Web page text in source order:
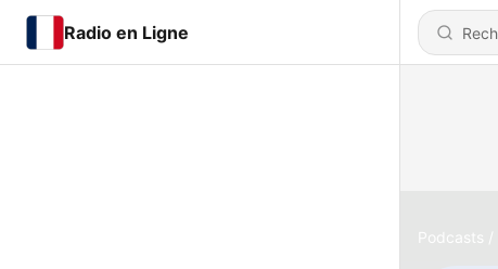
Radio en Ligne
Podcasts